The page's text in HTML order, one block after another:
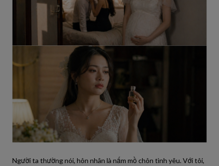
Người ta thường nói, hôn nhân là nấm mồ chôn tình yêu. Với tôi,